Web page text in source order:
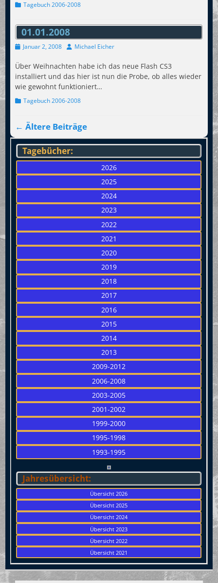
Kategorien
Tagebuch 2006-2008
01.01.2008
Veröffentlicht
Januar 2, 2008 AutorMichael Eicher
Über Weihnachten habe ich das neue Flash CS3
installiert und das hier ist nun die Probe, ob alles wieder
wie gewohnt funktioniert…
Kategorien
Tagebuch 2006-2008
Beitragsnavigation
← Ältere Beiträge
Tagebücher:
2026
2025
2024
2023
2022
2021
2020
2019
2018
2017
2016
2015
2014
2013
2009-2012
2006-2008
2003-2005
2001-2002
1999-2000
1995-1998
1993-1995
Jahresübersicht:
Übersicht 2026
Übersicht 2025
Übersicht 2024
Übersicht 2023
Übersicht 2022
Übersicht 2021